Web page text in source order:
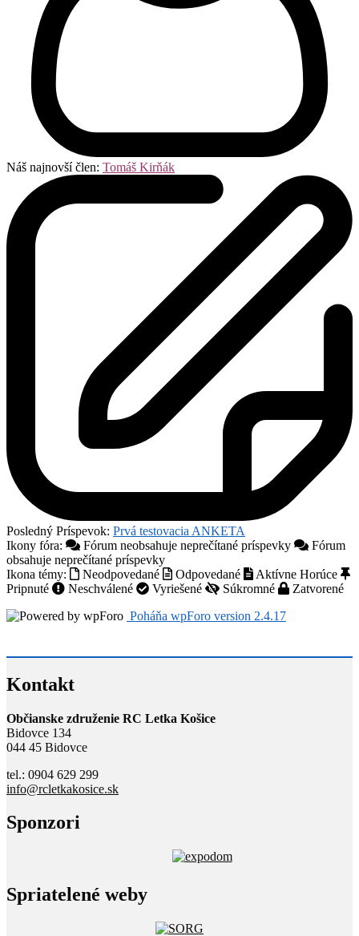
Náš najnovší člen: Tomáš Kirňák
Posledný Príspevok: Prvá testovacia ANKETA
Ikony fóra:
Fórum neobsahuje neprečítané príspevky
Fórum
obsahuje neprečítané príspevky
Ikona témy:
Neodpovedané Odpovedané Aktívne Horúce
Pripnuté
Neschválené Vyriešené Súkromné
Zatvorené
Poháňa wpForo version 2.4.17
Kontakt
Občianske združenie RC Letka Košice
Bidovce 134
044 45 Bidovce
tel.: 0904 629 299
info@rcletkakosice.sk
Sponzori
Spriatelené weby